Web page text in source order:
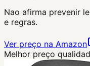
Nao afirma prevenir
e regras.
Ver preço na Amazon
Melhor preço